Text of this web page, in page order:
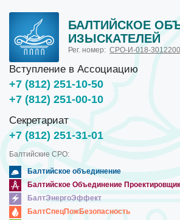
БАЛТИЙСКОЕ
ИЗЫСКАТЕЛЕЙ
Рег. номер: СРО-И-018-
Вступление в Ассоциацию
+7 (812) 251-10-50
+7 (812) 251-00-10
Секретариат
+7 (812) 251-31-01
Балтийские СРО:
Балтийское объединение
Балтийское Объединение
БалтЭнергоЭффект
БалтСпецПожБезопасность